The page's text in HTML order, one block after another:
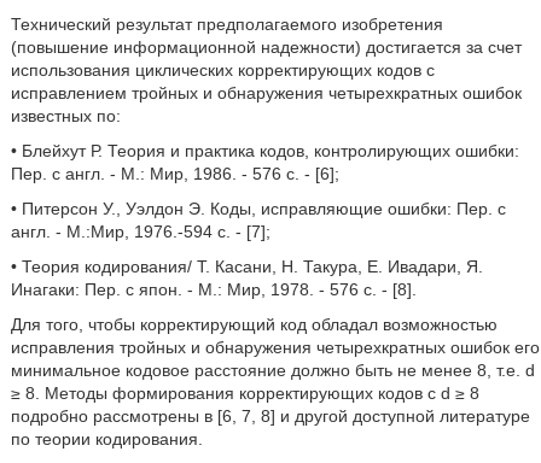
Технический результат предполагаемого изобретения
(повышение информационной надежности) достигается за счет
использования циклических корректирующих кодов с
исправлением тройных и обнаружения четырехкратных ошибок
известных по:
• Блейхут Р. Теория и практика кодов, контролирующих ошибки:
Пер. с англ. - М.: Мир, 1986. - 576 с. - [6];
• Питерсон У., Уэлдон Э. Коды, исправляющие ошибки: Пер. с
англ. - М.:Мир, 1976.-594 с. - [7];
• Теория кодирования/ Т. Касани, Н. Такура, Е. Ивадари, Я.
Инагаки: Пер. с япон. - М.: Мир, 1978. - 576 с. - [8].
Для того, чтобы корректирующий код обладал возможностью
исправления тройных и обнаружения четырехкратных ошибок его
минимальное кодовое расстояние должно быть не менее 8, т.е. d
≥ 8. Методы формирования корректирующих кодов с d ≥ 8
подробно рассмотрены в [6, 7, 8] и другой доступной литературе
по теории кодирования.